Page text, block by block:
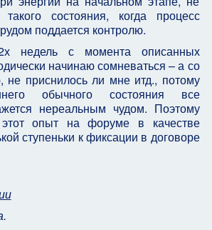
состояния, когда процесс
поддается контролю.
недель с момента описанных
начинаю сомневаться – а со
не приснилось ли мне итд., потому
обычного состояния все
нереальным чудом. Поэтому
опыт на форуме в качестве
ступеньки к фиксации в договоре